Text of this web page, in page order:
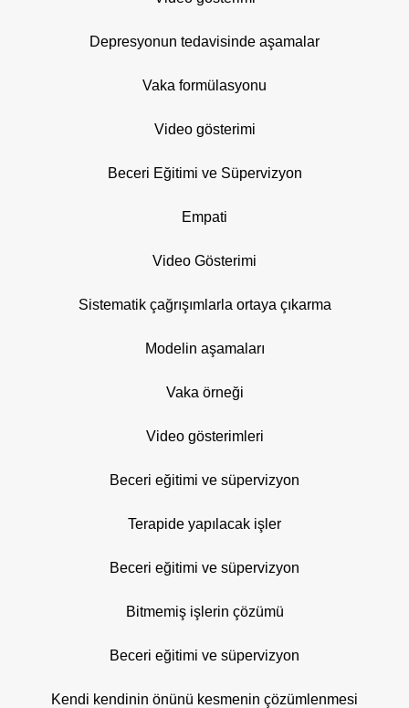
Depresyonun tedavisinde aşamalar
Vaka formülasyonu
Video gösterimi
Beceri Eğitimi ve Süpervizyon
Empati
Video Gösterimi
Sistematik çağrışımlarla ortaya çıkarma
Modelin aşamaları
Vaka örneği
Video gösterimleri
Beceri eğitimi ve süpervizyon
Terapide yapılacak işler
Beceri eğitimi ve süpervizyon
Bitmemiş işlerin çözümü
Beceri eğitimi ve süpervizyon
Kendi kendinin önünü kesmenin çözümlenmesi